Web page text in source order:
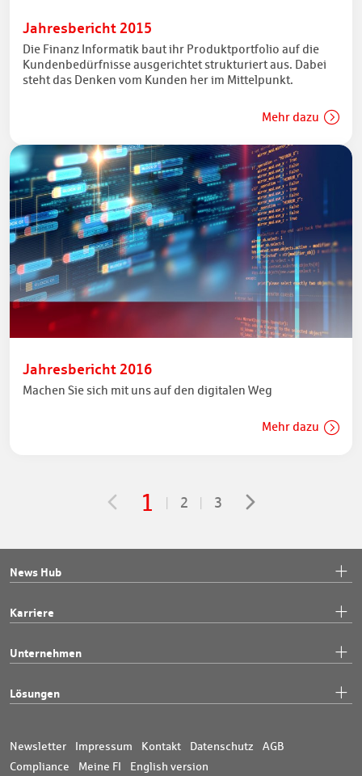
Jahresbericht 2015
Die Finanz Informatik baut ihr Produktportfolio auf die
Kundenbedürfnisse ausgerichtet strukturiert aus. Dabei
steht das Denken vom Kunden her im Mittelpunkt.
Mehr dazu
Jahresbericht 2016
Machen Sie sich mit uns auf den digitalen Weg
Mehr dazu
1 2 3
News Hub
Karriere
Unternehmen
Lösungen
Newsletter Impressum Kontakt Datenschutz
AGB
Compliance
Meine FI English version